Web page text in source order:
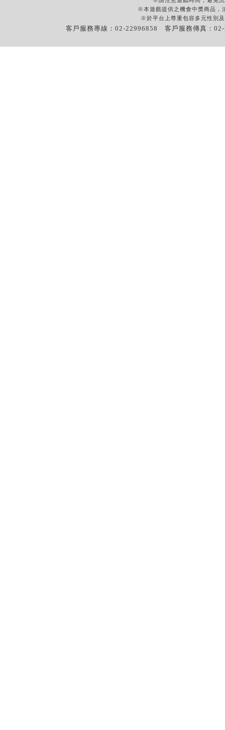
※本遊戲提供之機會中獎商品，
※於平台上尊重包容多元性別
客戶服務專線：02-22996858 客戶服務傳真：